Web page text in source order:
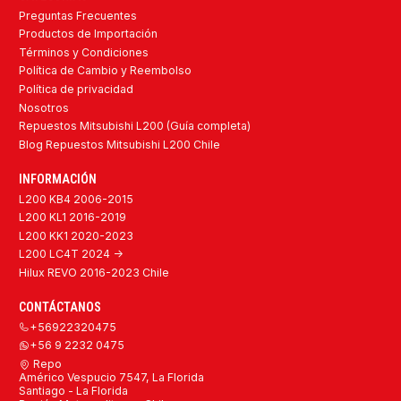
Preguntas Frecuentes
Productos de Importación
Términos y Condiciones
Política de Cambio y Reembolso
Política de privacidad
Nosotros
Repuestos Mitsubishi L200 (Guía completa)
Blog Repuestos Mitsubishi L200 Chile
INFORMACIÓN
L200 KB4 2006-2015
L200 KL1 2016-2019
L200 KK1 2020-2023
L200 LC4T 2024 ->
Hilux REVO 2016-2023 Chile
CONTÁCTANOS
+56922320475
+56 9 2232 0475
Repo
Américo Vespucio 7547, La Florida
Santiago - La Florida